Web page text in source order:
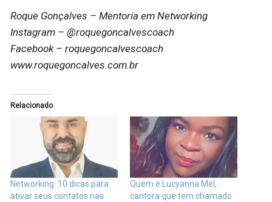
Roque Gonçalves – Mentoria em Networking
Instagram – @roquegoncalvescoach
Facebook – roquegoncalvescoach
www.roquegoncalves.com.br
Relacionado
Networking: 10 dicas para
ativar seus contatos nas
Quem é Lucyanna Mel,
cantora que tem chamado